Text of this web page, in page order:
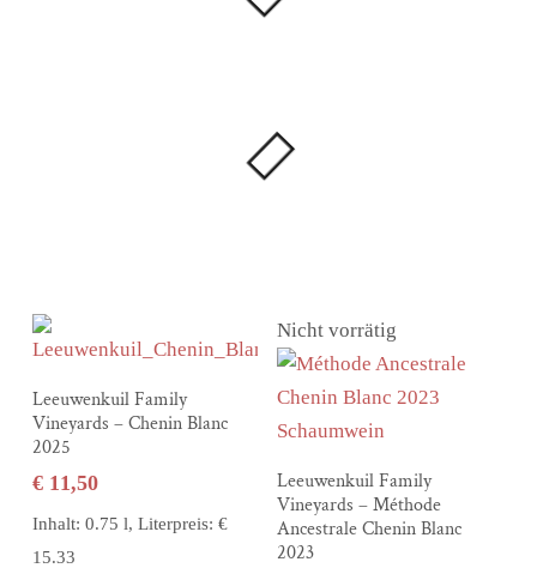
In den Warenkorb
Leeuwenkuil Family
Vineyards – Chenin Blanc
2025
€11,50
Inhalt: 0.75 l, Literpreis: €
15.33
Nicht vorrätig
Weiterlesen
Leeuwenkuil Family
Vineyards – Méthode
Ancestrale Chenin Blanc
2023